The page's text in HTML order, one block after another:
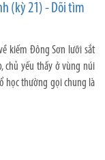
(kỳ 21) - Dõi tìm
kiếm Đông Sơn lưỡi sắt
chủ yếu thấy ở vùng núi
học thường gọi chung là